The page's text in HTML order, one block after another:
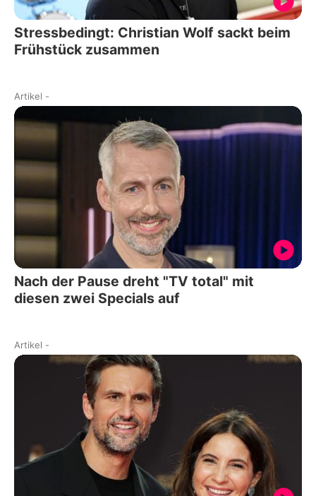
Stressbedingt: Christian Wolf sackt beim
Frühstück zusammen
Artikel -
Nach der Pause dreht "TV total" mit
diesen zwei Specials auf
Artikel -